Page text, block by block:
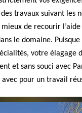
travaux suivant les
de recourir l’aide
le domaine.
votre élagage
et sans souci avec
avec pour un travail